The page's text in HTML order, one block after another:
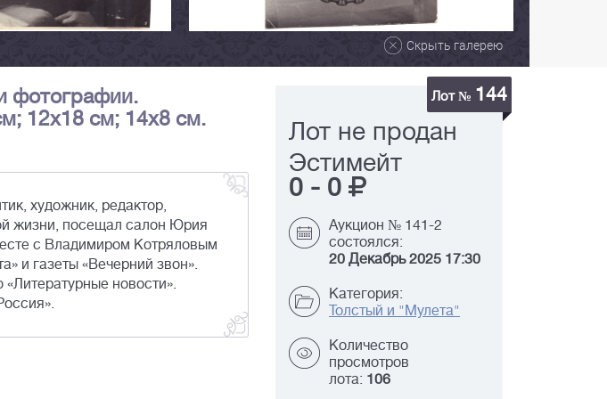
Скрыть галерею
фотографии.
12x18 см; 14x8 см.
художник, редактор,
жизни, посещал салон Юрия
с Владимиром Котряловым
и газеты «Вечерний звон».
новости».
Лот № 144
Лот не продан
Эстимейт
0 - 0
Аукцион № 141-2
состоялся:
20 Декабрь 2025 17:30
Категория:
Толстый и "Мулета"
Количество
просмотров
лота: 106